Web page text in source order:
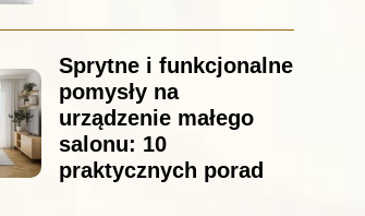
Sprytne i funkcjonalne
pomysły na
urządzenie małego
salonu: 10
praktycznych porad